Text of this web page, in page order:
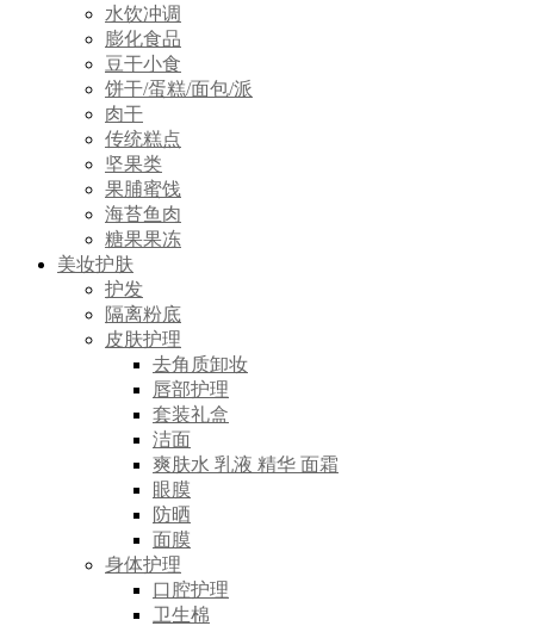
水饮冲调
膨化食品
豆干小食
饼干/蛋糕/面包/派
肉干
传统糕点
坚果类
果脯蜜饯
海苔鱼肉
糖果果冻
美妆护肤
护发
隔离粉底
皮肤护理
去角质卸妆
唇部护理
套装礼盒
洁面
爽肤水 乳液 精华 面霜
眼膜
防晒
面膜
身体护理
口腔护理
卫生棉